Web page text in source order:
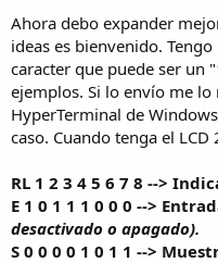
Ahora debo expander
ideas es bienvenido.
caracter que puede ser un
ejemplos. Si lo envío me
HyperTerminal de
caso. Cuando tenga el
RL 1 2 3 4 5 6 7 8 -->
E 1 0 1 1 1 0 0 0 -->
desactivado o apagado).
S 0 0 0 0 1 0 1 1 -->